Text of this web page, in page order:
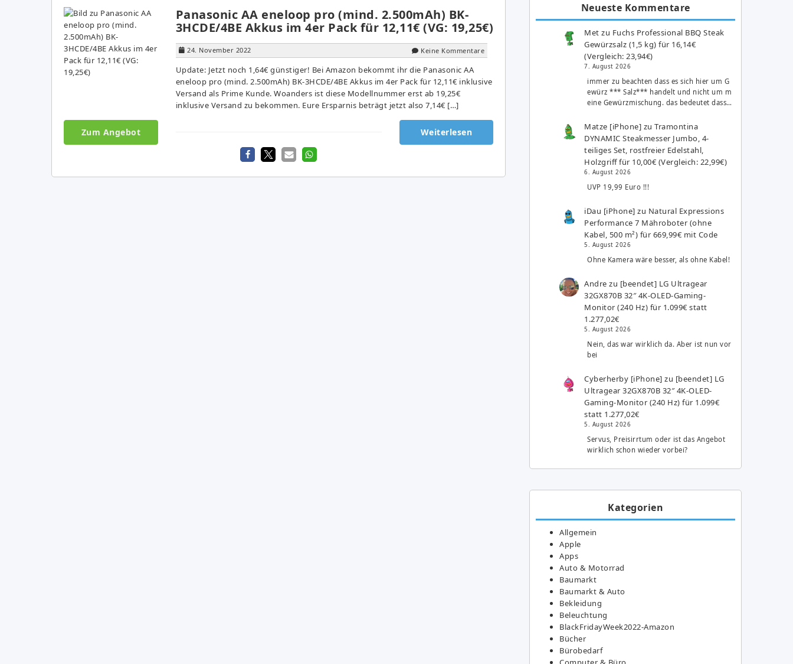
Panasonic AA eneloop pro (mind. 2.500mAh) BK-
3HCDE/4BE Akkus im 4er Pack für 12,11€ (VG: 19,25€)
24. November 2022 Keine Kommentare
Update: Jetzt noch 1,64€ günstiger! Bei Amazon bekommt ihr die Panasonic AA
eneloop pro (mind. 2.500mAh) BK-3HCDE/4BE Akkus im 4er Pack für 12,11€ inklusive
Versand als Prime Kunde. Woanders ist diese Modellnummer erst ab 19,25€
inklusive Versand zu bekommen. Eure Ersparnis beträgt jetzt also 7,14€ […]
Zum Angebot Weiterlesen
Neueste Kommentare
Met zu Fuchs Professional BBQ Steak
Gewürzsalz (1,5 kg) für 16,14€
(Vergleich: 23,94€)
7. August 2026
immer zu beachten dass es sich hier um G
ewürz *** Salz*** handelt und nicht um m
eine Gewürzmischung. das bedeutet dass…
Matze [iPhone] zuTramontina
DYNAMIC Steakmesser Jumbo, 4-
teiliges Set, rostfreier Edelstahl,
Holzgriff für 10,00€ (Vergleich: 22,99€)
6. August 2026
UVP 19,99 Euro !!!
iDau [iPhone] zu Natural Expressions
Performance 7 Mähroboter (ohne
Kabel, 500 m²) für 669,99€ mit Code
5. August 2026
Ohne Kamera wäre besser, als ohne Kabel!
Andre zu [beendet] LG Ultragear
32GX870B 32″ 4K-OLED-Gaming-
Monitor (240 Hz) für 1.099€ statt
1.277,02€
5. August 2026
Nein, das war wirklich da. Aber ist nun vor
bei
Cyberherby [iPhone] zu [beendet] LG
Ultragear 32GX870B 32″ 4K-OLED-
Gaming-Monitor (240 Hz) für 1.099€
statt 1.277,02€
5. August 2026
Servus, Preisirrtum oder ist das Angebot
wirklich schon wieder vorbei?
Kategorien
Allgemein
Apple
Apps
Auto & Motorrad
Baumarkt
Baumarkt & Auto
Bekleidung
Beleuchtung
BlackFridayWeek2022-Amazon
Bücher
Bürobedarf